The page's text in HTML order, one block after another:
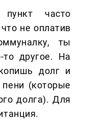
часто
не оплатив
ты
то другое. На
долг и
(которые
долга). Для